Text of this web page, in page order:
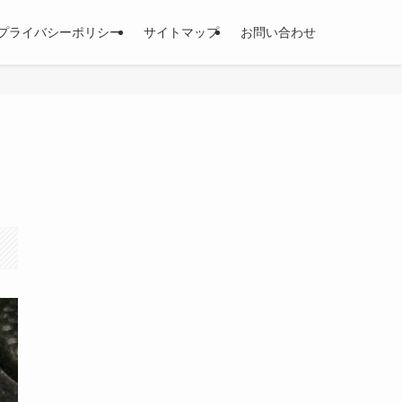
ライバシーポリシー サイトマップ お問い合わせ